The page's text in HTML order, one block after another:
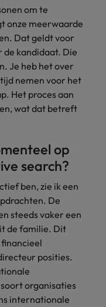
om te
onze meerwaarde
Dat geldt voor
kandidaat. Die
Je heb het over
nemen voor het
Het proces aan
wat dat betreft
op
search?
ben, zie ik een
De
steeds vaker een
de familie. Dit
posities.
organisaties
internationale